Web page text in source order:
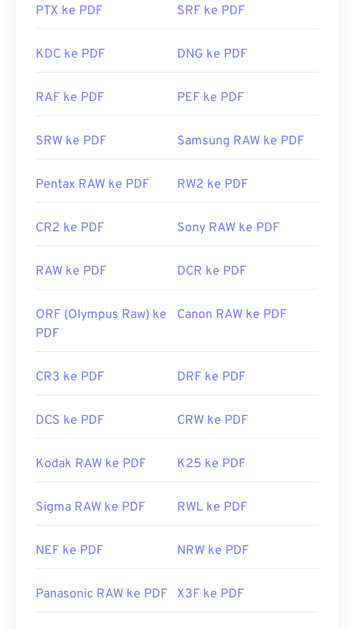
Dikembangkan oleh: Aldus Corporation
Rilis Awal:1986
Firefox, dapat membuka PDF sendiri. Anda
on atau ekstensi untuk melakukannya, tetapi
merekomendasikan
SumatraPDF atau
gratis.
Tautan yang berguna:
https://acrobat.adobe.com/us/en/mengapa-
PTX ke PDF SRF ke PDF
KDC ke PDF DNG ke PDF
RAF ke PDF PEF ke PDF
SRW ke PDF Samsung RAW ke PDF
Pentax RAW ke PDF RW2 ke PDF
CR2 ke PDF Sony RAW ke PDF
RAW ke PDF DCR ke PDF
ORF (Olympus Raw) ke
PDF
Canon RAW ke PDF
CR3 ke PDF DRF ke PDF
DCS ke PDF CRW ke PDF
Kodak RAW ke PDF K25 ke PDF
Sigma RAW ke PDF RWL ke PDF
NEF ke PDF NRW ke PDF
Panasonic RAW ke PDF X3F ke PDF